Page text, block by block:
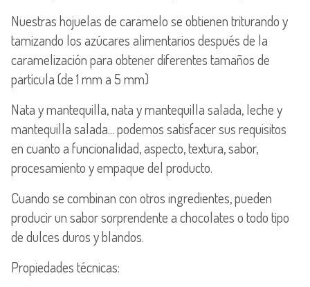
Nuestras hojuelas de caramelo se obtienen triturando y
tamizando los azúcares alimentarios después de la
caramelización para obtener diferentes tamaños de
partícula (de 1 mm a 5 mm)
Nata y mantequilla, nata y mantequilla salada, leche y
mantequilla salada... podemos satisfacer sus requisitos
en cuanto a funcionalidad, aspecto, textura, sabor,
procesamiento y empaque del producto.
Cuando se combinan con otros ingredientes, pueden
producir un sabor sorprendente a chocolates o todo tipo
de dulces duros y blandos.
Propiedades técnicas: